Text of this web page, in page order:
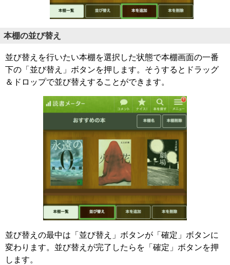
本棚の並び替え
並び替えを行いたい本棚を選択した状態で本棚画面の一番
下の「並び替え」ボタンを押します。そうするとドラッグ
＆ドロップで並び替えすることができます。
並び替えの最中は「並び替え」ボタンが「確定」ボタンに
変わります。並び替えが完了したらを「確定」ボタンを押
します。